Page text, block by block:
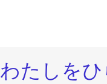
わたしを